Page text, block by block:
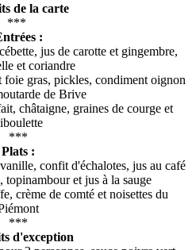
de la carte
***
:
jus de carotte et gingembre,
et coriandre
foie gras, pickles, condiment oignon
de Brive
châtaigne, graines de courge et
***
Plats :
confit d'échalotes, jus au café
et jus à la sauge
crème de comté et noisettes du
***
d'exception